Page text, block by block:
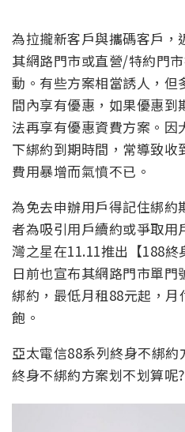
為拉攏新客戶與攜碼客戶，
其網路門市或直營/特約門
動。有些方案相當誘人，但
間內享有優惠，如果優惠
法再享有優惠資費方案。因
下綁約到期時間，常導致收
費用暴增而氣憤不已。
為免去申辦用戶得記住綁約
者為吸引用戶續約或爭取用
灣之星在11.11推出【188
日前也宣布其網路門市單
綁約，最低月租88元起，月
飽。
亞太電信88系列終身不綁
終身不綁約方案划不划算呢?